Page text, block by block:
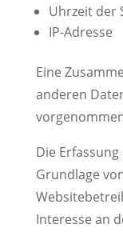
Uhrzeit der
IP-Adresse
Eine
anderen
Die
Grundlage
Interesse an